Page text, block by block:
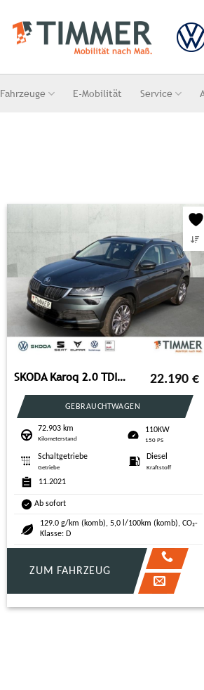
Fahrzeuge E-Mobilität Service
SKODA Karoq 2.0 TDI CLEVER +LED +CANTON +STHZG +VIRTUA 22.190€
GEBRAUCHTWAGEN
72.903 km
Kilometerstand
110KW
150 PS
Schaltgetriebe
Getriebe
Diesel
Kraftstoff
11.2021
Ab sofort
129.0 g/km (komb), 5,0 l/100km (komb), CO₂-
Klasse: D
ZUM FAHRZEUG